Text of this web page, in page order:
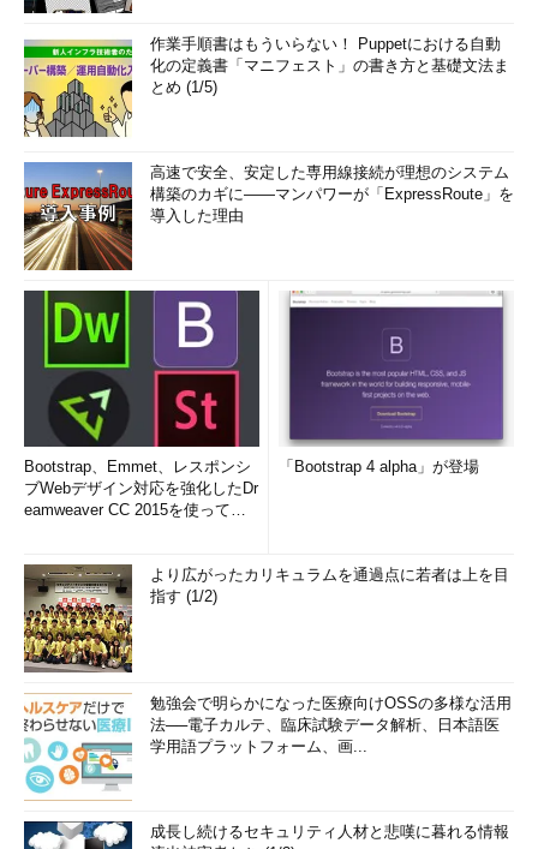
作業手順書はもういらない！ Puppetにおける自動
化の定義書「マニフェスト」の書き方と基礎文法ま
とめ (1/5)
高速で安全、安定した専用線接続が理想のシステム
構築のカギに――マンパワーが「ExpressRoute」を
導入した理由
Bootstrap、Emmet、レスポンシ
ブWebデザイン対応を強化したDr
eamweaver CC 2015を使って
「Bootstrap 4 alpha」が登場
より広がったカリキュラムを通過点に若者は上を目
指す (1/2)
勉強会で明らかになった医療向けOSSの多様な活用
法──電子カルテ、臨床試験データ解析、日本語医
学用語プラットフォーム、画...
成長し続けるセキュリティ人材と悲嘆に暮れる情報